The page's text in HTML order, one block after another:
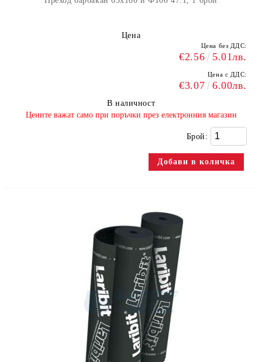
Цена
Цена без ДДС:
€2.56 5.01лв.
Цена с ДДС:
€3.07 6.00лв.
В наличност
​Цените важат само при поръчки през електронния магазин
Брой: